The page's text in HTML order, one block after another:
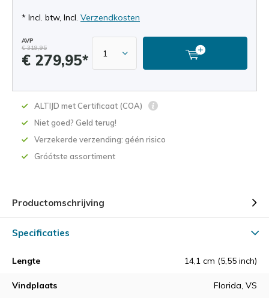
* Incl. btw, Incl. Verzendkosten
AVP
€ 319,95
€ 279,95*
ALTIJD met Certificaat (COA)
Niet goed? Geld terug!
Verzekerde verzending: géén risico
Gróótste assortiment
Productomschrijving
Specificaties
Lengte 14,1 cm (5,55 inch)
Vindplaats Florida, VS